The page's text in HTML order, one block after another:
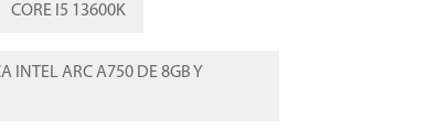
CORE I5 13600K
INTEL ARC A750 DE 8GB Y